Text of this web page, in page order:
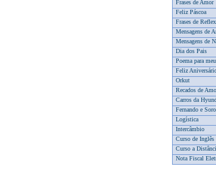
Frases de Amor
Feliz Páscoa
Frases de
Mensagens de
Mensagens de
Dia dos Pais
Poema para
Feliz
Orkut
Recados de
Carros da
Fernando e
Logística
Intercâmbio
Curso de Inglês
Curso a
Nota Fiscal